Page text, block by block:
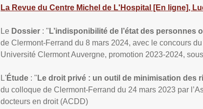
La Revue du Centre Michel de L'Hospital [En ligne],
Le Dossier : " L’indisponibilité de l’état des personnes
de Clermont-Ferrand du 8 mars 2024, avec le concours
Université Clermont Auvergne, promotion 2023-2024,
L'Étude : " Le droit privé : un outil de minimisation des
du colloque de Clermont-Ferrand du 24 mars 2023 par
docteurs en droit (ACDD)